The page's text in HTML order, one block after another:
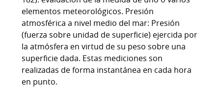
elementos meteorológicos. Presión
atmosférica a nivel medio del mar: Presión
(fuerza sobre unidad de superficie) ejercida por
la atmósfera en virtud de su peso sobre una
superficie dada. Estas mediciones son
realizadas de forma instantánea en cada hora
en punto.